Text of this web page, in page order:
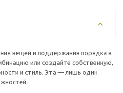
вещей и поддержания порядка в
или создайте собственную,
и стиль. Эта — лишь один